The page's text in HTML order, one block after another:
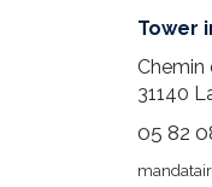
Tower
Chemin
31140
05 82